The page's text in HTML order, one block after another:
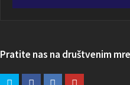
Pratite nas na društvenim